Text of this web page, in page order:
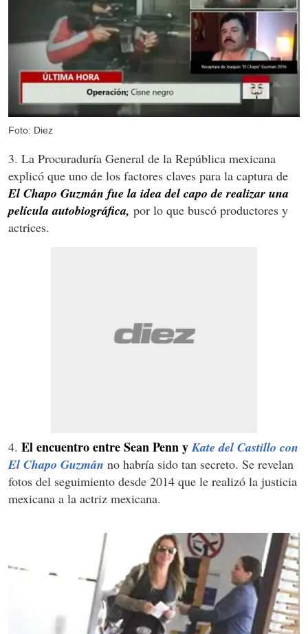
Foto: Diez
3. La Procuraduría General de la República mexicana
explicó que uno de los factores claves para la captura de
El Chapo Guzmán fue la idea del capo de realizar una
película autobiográfica, por lo que buscó productores y
actrices.
4. El encuentro entre Sean Penn yKate del Castillo con
El Chapo Guzmán no habría sido tan secreto. Se revelan
fotos del seguimiento desde 2014 que le realizó la justicia
mexicana a la actriz mexicana.